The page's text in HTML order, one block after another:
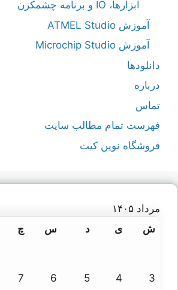
ابزارها، IO و برنامه چشمکزن
آموزش ATMEL Studio
آموزش Microchip Studio
دانلودها
درباره
تماس
فهرست تمام مطالب سایت
فروشگاه نوین کیت
مرداد ۱۴۰۵
ش
ی د س چ
3
4
5
6
7